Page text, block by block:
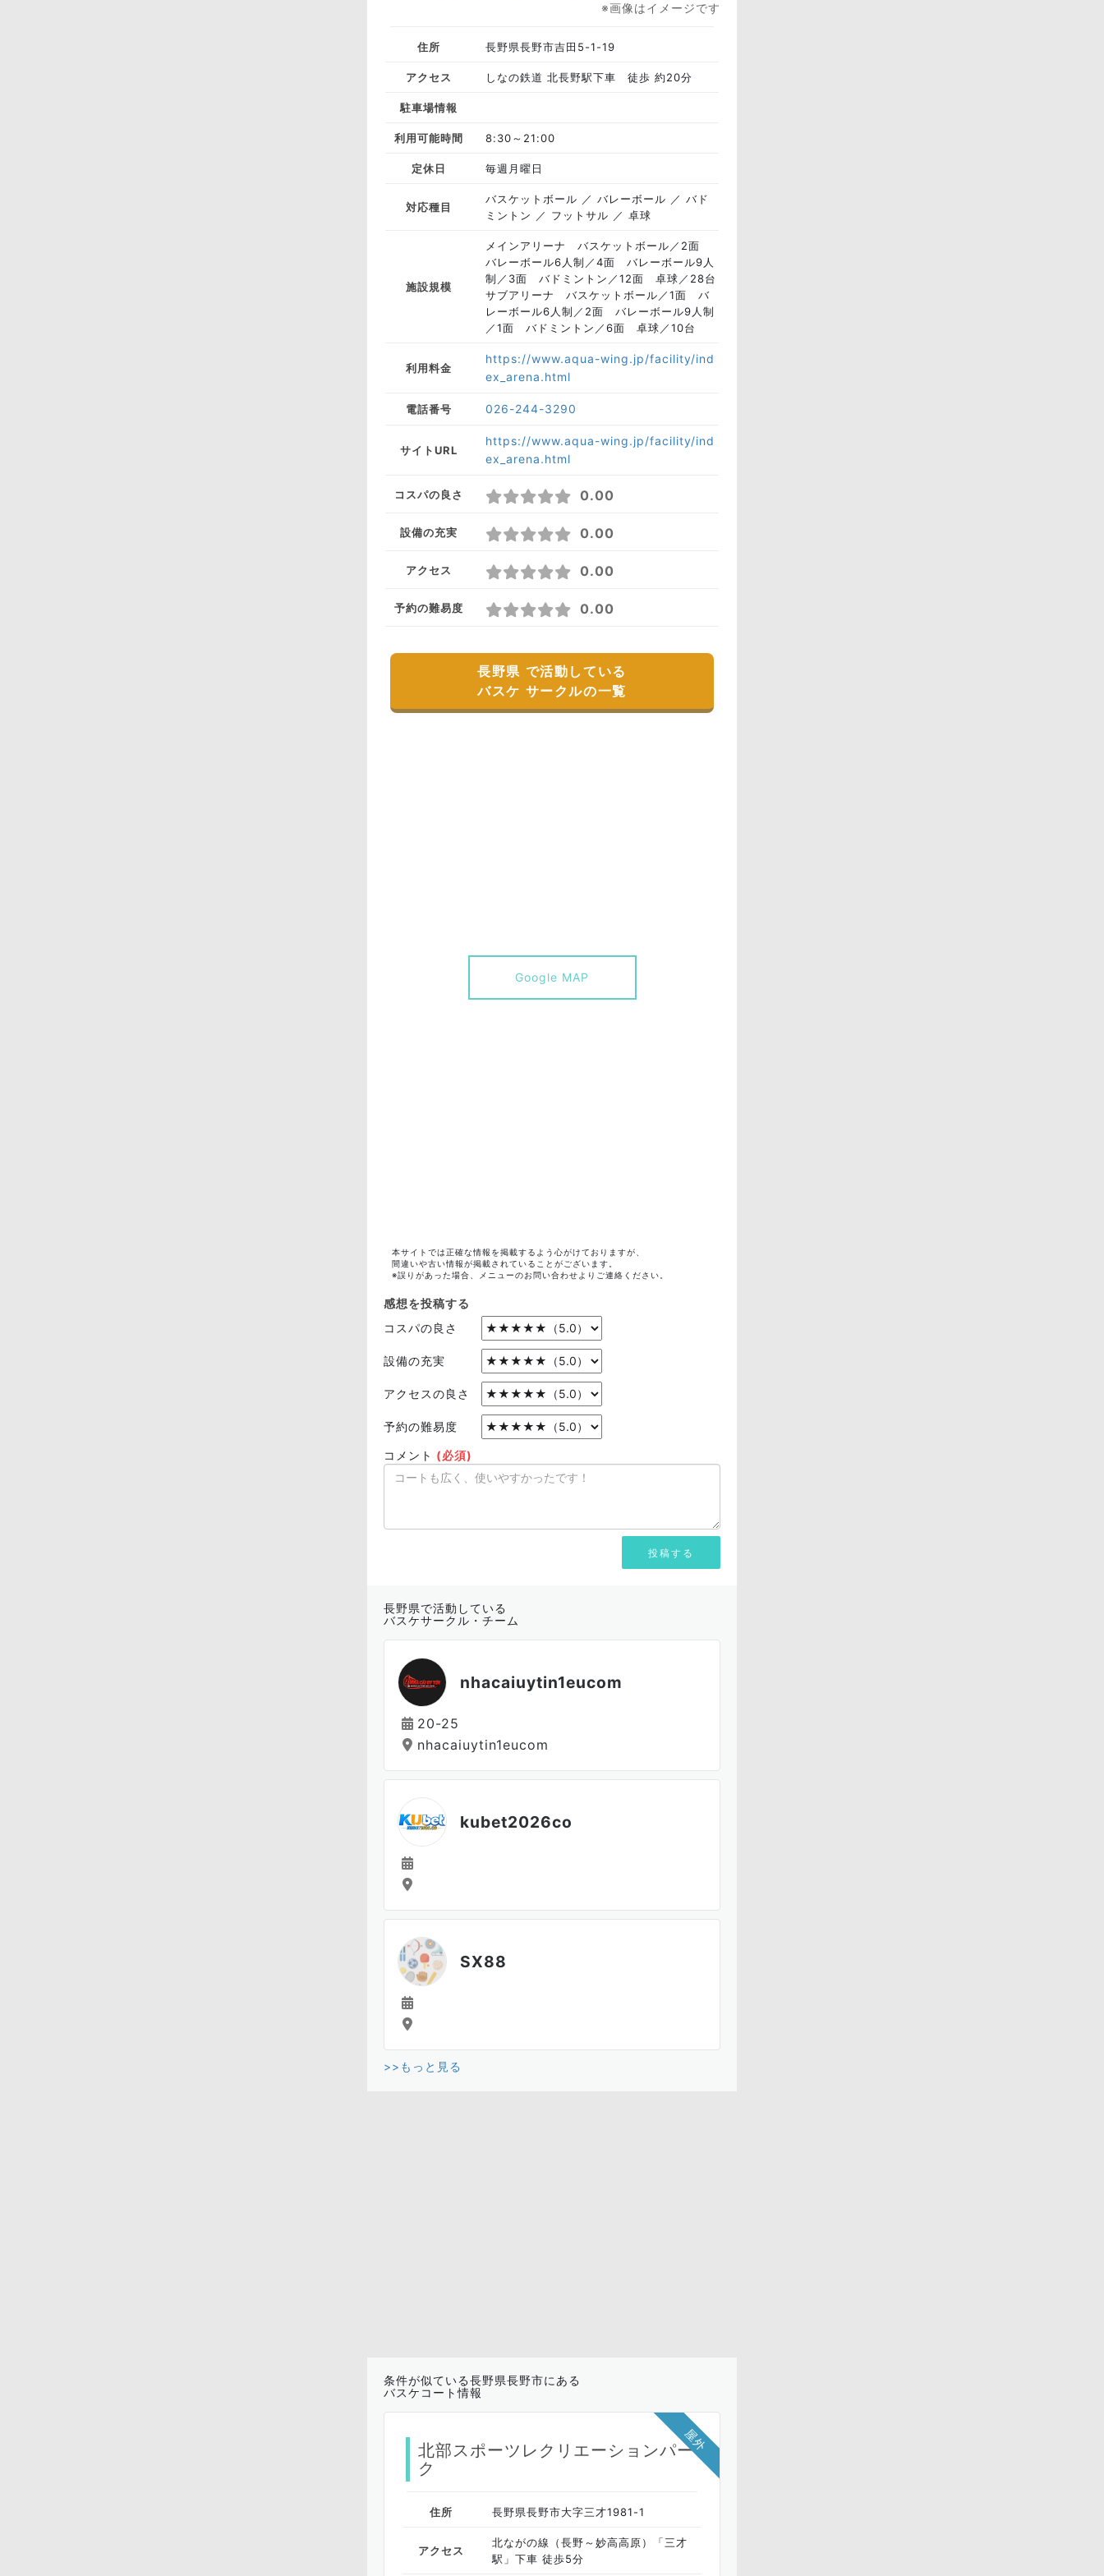
※画像はイメージです
住所 長野県長野市吉田5-1-19
アクセス しなの鉄道 北長野駅下車 徒歩 約20分
駐車場情報
利用可能時間 8:30～21:00
定休日 毎週月曜日
対応種目
バスケットボール バレーボール
バド
ミントン
フットサル 卓球
施設規模
メインアリーナ バスケットボール／2面
バレーボール6人制／4面 バレーボール9人
制／3面 バドミントン／12面 卓球／28台
サブアリーナ バスケットボール／1面 バ
レーボール6人制／2面 バレーボール9人制
／1面 バドミントン／6面 卓球／10台
利用料金
https://www.aqua-wing.jp/facility/ind
ex_arena.html
電話番号 026-244-3290
サイトURL
https://www.aqua-wing.jp/facility/ind
ex_arena.html
コスパの良さ 0.00
設備の充実 0.00
アクセス 0.00
予約の難易度 0.00
長野県 で活動している
バスケ サークルの一覧
Google MAP
本サイトでは正確な情報を掲載するよう心がけておりますが、
間違いや古い情報が掲載されていることがございます。
※誤りがあった場合、メニューのお問い合わせよりご連絡ください。
感想を投稿する
コスパの良さ
設備の充実
アクセスの良さ
予約の難易度
コメント (必須)
長野県で活動している
バスケサークル・チーム
nhacaiuytin1eucom
20-25
nhacaiuytin1eucom
kubet2026co
SX88
>>もっと見る
条件が似ている長野県長野市にある
バスケコート情報
屋外
北部スポーツレクリエーションパー
ク
住所 長野県長野市大字三才1981-1
アクセス
北ながの線（長野～妙高高原）「三才
駅」下車 徒歩5分